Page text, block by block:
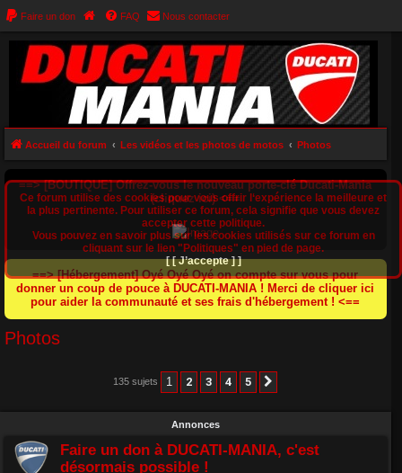
Faire un don FAQ Nous contacter
Accueil du forum Les vidéos et les photos de motos Photos
==> [BOUTIQUE] Offrez-vous le nouveau porte-clé Ducati-Mania
(cliquez ici) <==
==> [Hébergement] Oyé Oyé Oyé on compte sur vous pour
donner un coup de pouce à DUCATI-MANIA ! Merci de cliquer ici
pour aider la communauté et ses frais d'hébergement ! <==
Photos
135 sujets 1 2 3 4 5
Annonces
Faire un don à DUCATI-MANIA, c'est
désormais possible !
Ce forum utilise des cookies pour vous offrir l‘expérience la meilleure et
la plus pertinente. Pour utiliser ce forum, cela signifie que vous devez
accepter cette politique.
Vous pouvez en savoir plus sur les cookies utilisés sur ce forum en
cliquant sur le lien "Politiques" en pied de page.
[ [ J’accepte ] ]